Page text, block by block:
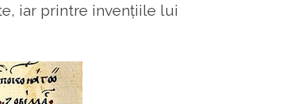
iar printre invențiile lui